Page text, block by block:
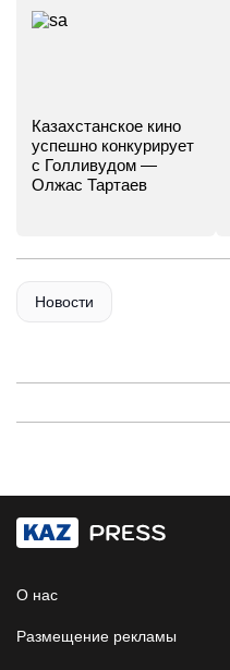
Казахстанское кино
успешно конкурирует
с Голливудом —
Олжас Тартаев
Новости
О нас
Размещение рекламы